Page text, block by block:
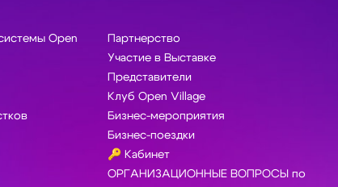
Open
Партнерство
Участие в Выставке
Представители
Клуб Open Village
Бизнес-мероприятия
Бизнес-поездки
🔑 Кабинет
ОРГАНИЗАЦИОННЫЕ ВОПРОСЫ по